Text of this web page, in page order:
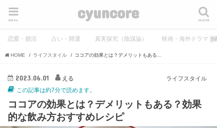
cyuncore search
menu
恋愛・婚活 占い・開運 真実探究（陰謀論） 映画・海外ドラマ・
HOME ライフスタイル
ライフスタイル
2023.06.01
える
この記事は約7分で読めます。
ココアの効果とは？デメリットもある？効果
的な飲み方おすすめレシピ